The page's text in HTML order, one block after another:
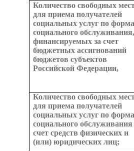
Количество свободных
для приема получателей
социальных услуг по
социального
финансируемых за счет
бюджетных ассигнований
бюджетов субъектов
Российской Федерации,
Количество свободных
для приема получателей
социальных услуг по
социального обслуживания
счет средств физических и
(или) юридических лиц;